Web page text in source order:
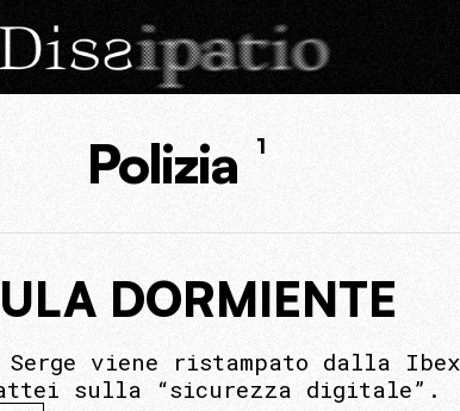
Polizia 1
DORMIENTE
viene ristampato dalla
sulla “sicurezza digitale”.